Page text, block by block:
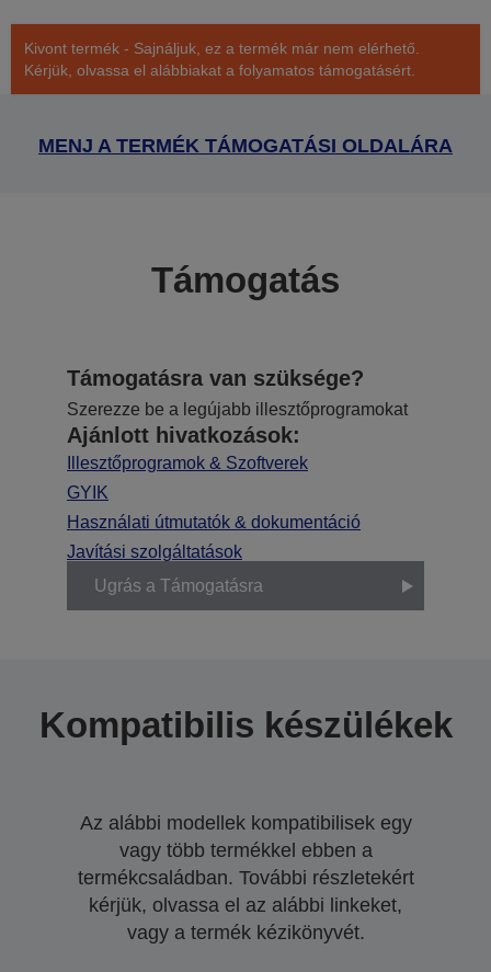
Kivont termék - Sajnáljuk, ez a termék már nem elérhető.
Kérjük, olvassa el alábbiakat a folyamatos támogatásért.
MENJ A TERMÉK TÁMOGATÁSI OLDALÁRA
Támogatás
Támogatásra van szüksége?
Szerezze be a legújabb illesztőprogramokat
Ajánlott hivatkozások:
Illesztőprogramok & Szoftverek
GYIK
Használati útmutatók & dokumentáció
Javítási szolgáltatások
Ugrás a Támogatásra
Kompatibilis készülékek
Az alábbi modellek kompatibilisek egy
vagy több termékkel ebben a
termékcsaládban. További részletekért
kérjük, olvassa el az alábbi linkeket,
vagy a termék kézikönyvét.